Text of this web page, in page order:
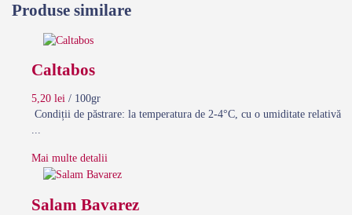
Produse similare
Caltabos
5,20 lei / 100gr
Condiții de păstrare: la temperatura de 2-4°C, cu o umiditate relativă
...
Mai multe detalii
Salam Bavarez